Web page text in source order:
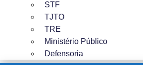
STF
TJTO
TRE
Ministério Público
Defensoria